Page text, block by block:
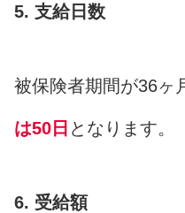
5. 支給日数
被保険者期間が36ヶ
は50日 となります。
6. 受給額